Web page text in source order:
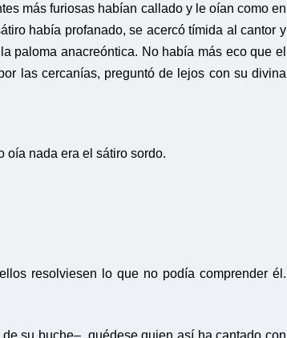
más furiosas habían callado y le oían como en
había profanado, se acercó tímida al cantor y
paloma anacreóntica. No había más eco que el
las cercanías, preguntó de lejos con su divina
oía nada era el sátiro sordo.
resolviesen lo que no podía comprender él.
su buche–, quédese quien así ha cantado con